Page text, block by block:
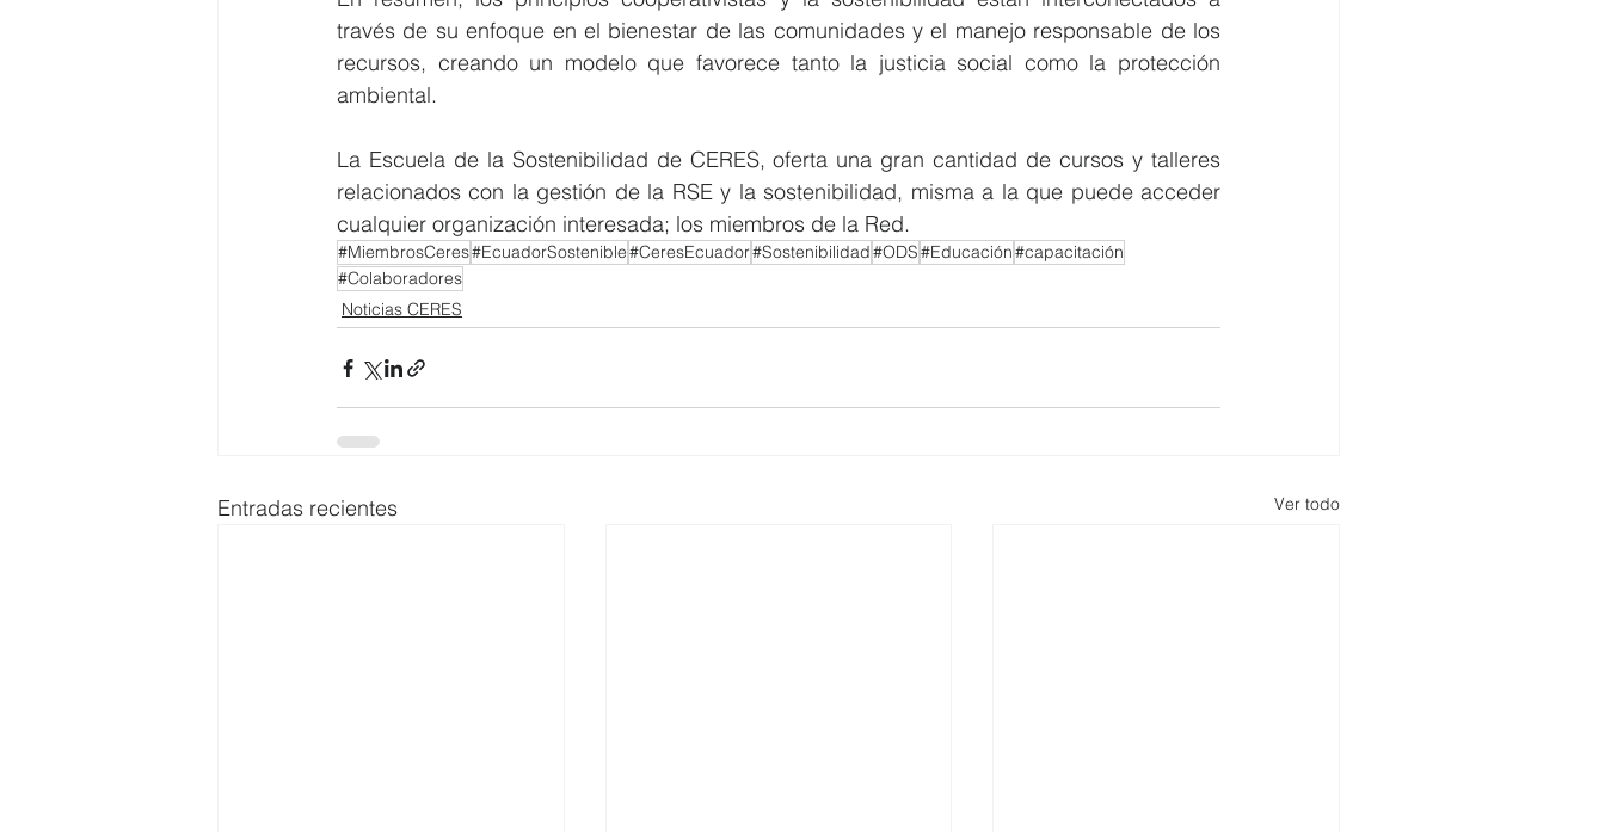
través de su enfoque en el bienestar de las comunidades y el manejo responsable de los
recursos, creando un modelo que favorece tanto la justicia social como la protección
ambiental.
La Escuela de la Sostenibilidad de CERES, oferta una gran cantidad de cursos y talleres
relacionados con la gestión de la RSE y la sostenibilidad, misma a la que puede acceder
cualquier organización interesada; los miembros de la Red.
#MiembrosCeres#EcuadorSostenible#CeresEcuador#Sostenibilidad#ODS#Educación#capacitación
#Colaboradores
Noticias CERES
Entradas recientes Ver todo